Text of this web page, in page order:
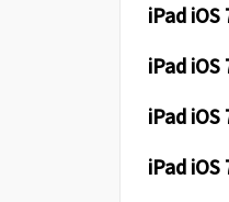
iPad iOS
iPad iOS
iPad
iPad